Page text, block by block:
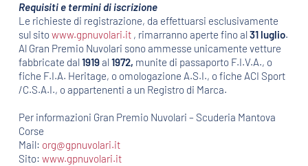
Requisiti e termini di iscrizione
Le richieste di registrazione, da effettuarsi esclusivamente
sul sitowww.gpnuvolari.it, rimarranno aperte fino al31 luglio.
Al Gran Premio Nuvolari sono ammesse unicamente vetture
fabbricate dal1919al1972, munite di passaporto F.I.V.A., o
fiche F.I.A. Heritage, o omologazione A.S.I., o fiche ACI Sport
/C.S.A.I., o appartenenti a un Registro di Marca.
Per informazioni Gran Premio Nuvolari – Scuderia Mantova
Corse
Mail: org@gpnuvolari.it
Sito: www.gpnuvolari.it